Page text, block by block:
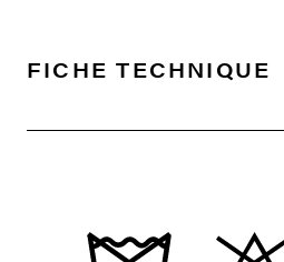
FICHE TECHNIQUE